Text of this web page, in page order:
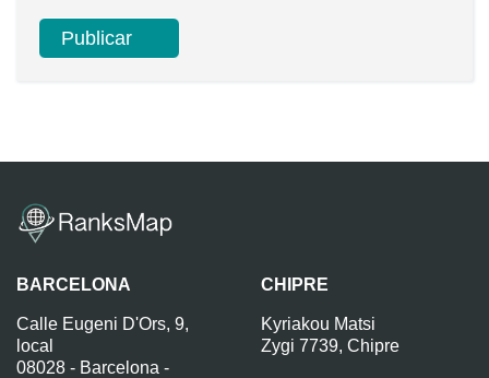
BARCELONA
Calle Eugeni D'Ors, 9,
local
08028 - Barcelona -
CHIPRE
Kyriakou Matsi
Zygi 7739, Chipre